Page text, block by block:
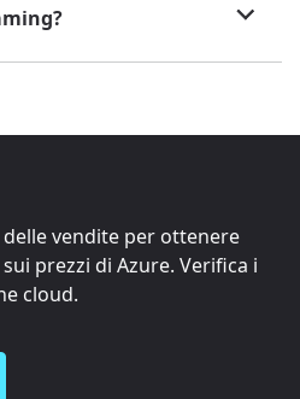
vendite per ottenere
prezzi di Azure. Verifica i
cloud.